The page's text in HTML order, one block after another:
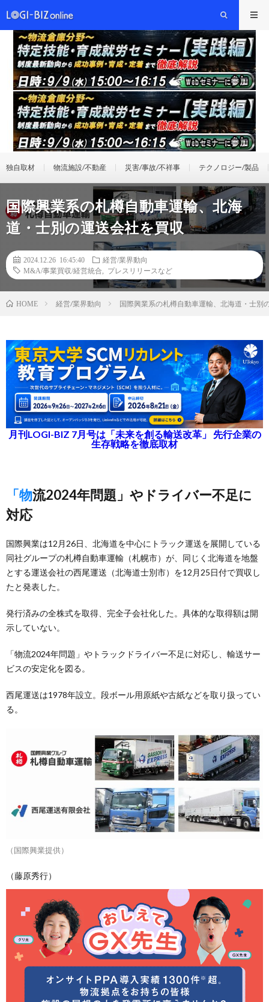
独自取材 物流施設/不動産 災害/事故/不祥事 テクノロジー/製品
国際興業系の札樽自動車運輸、北海
道・士別の運送会社を買収
2024.12.26 16:45:40
経営/業界動向
M&A/事業買収/経営統合
プレスリリースなど
HOME 経営/業界動向 国際興業系の札樽自動車運輸、北海道・士別
月刊LOGI-BIZ 7月号は「未来を創る輸送改革」 先行企業の
生存戦略を徹底取材
「物流2024年問題」やドライバー不足に
対応
国際興業は12月26日、北海道を中心にトラック運送を展開している
同社グループの札樽自動車運輸（札幌市）が、同じく北海道を地盤
とする運送会社の西尾運送（北海道士別市）を12月25日付で買収し
たと発表した。
発行済みの全株式を取得、完全子会社化した。具体的な取得額は開
示していない。
「物流2024年問題」やトラックドライバー不足に対応し、輸送サー
ビスの安定化を図る。
西尾運送は1978年設立。段ボール用原紙や古紙などを取り扱ってい
る。
（国際興業提供）
（藤原秀行）